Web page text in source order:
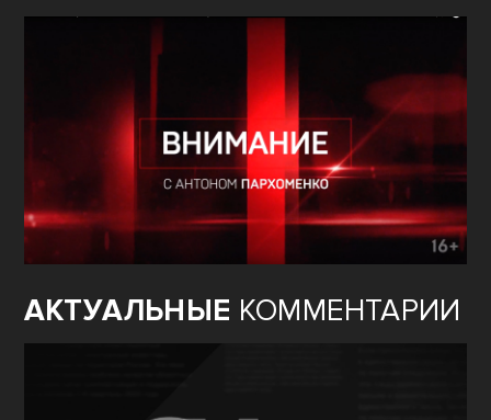
АКТУАЛЬНЫЕ КОММЕНТАРИИ